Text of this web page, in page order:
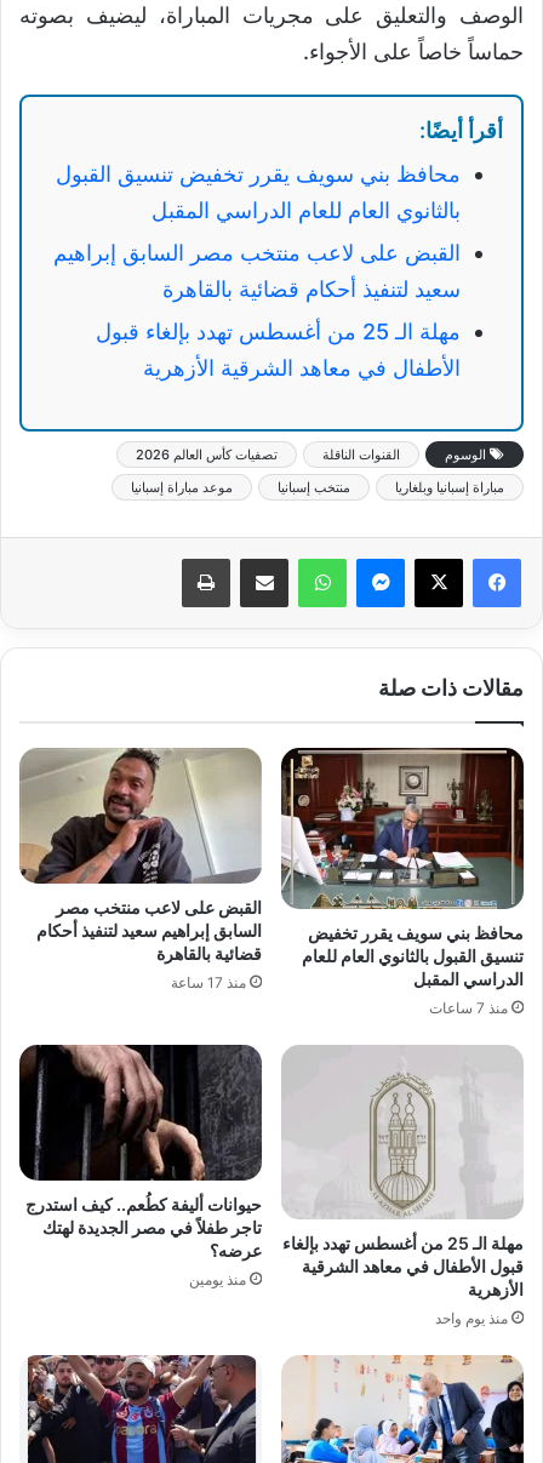
الوصف والتعليق على مجريات المباراة، ليضيف بصوته
حماساً خاصاً على الأجواء.
أقرأ أيضًا:
محافظ بني سويف يقرر تخفيض تنسيق القبول
بالثانوي العام للعام الدراسي المقبل
القبض على لاعب منتخب مصر السابق إبراهيم
سعيد لتنفيذ أحكام قضائية بالقاهرة
مهلة الـ 25 من أغسطس تهدد بإلغاء قبول
الأطفال في معاهد الشرقية الأزهرية
الوسوم القنوات الناقلة
تصفيات كأس العالم 2026
مباراة إسبانيا وبلغاريا
منتخب إسبانيا موعد مباراة إسبانيا
ماسنجر واتساب مشاركة عبر البريد طباعة
مقالات ذات صلة
محافظ بني سويف يقرر تخفيض
تنسيق القبول بالثانوي العام للعام
الدراسي المقبل
منذ 7 ساعات
القبض على لاعب منتخب مصر
السابق إبراهيم سعيد لتنفيذ أحكام
قضائية بالقاهرة
منذ 17 ساعة
مهلة الـ 25 من أغسطس تهدد بإلغاء
قبول الأطفال في معاهد الشرقية
الأزهرية
منذ يوم واحد
حيوانات أليفة كطُعم.. كيف استدرج
تاجر طفلاً في مصر الجديدة لهتك
عرضه؟
منذ يومين